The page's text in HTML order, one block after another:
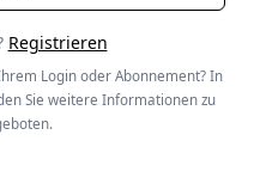
Registrieren
Login oder Abonnement? In
Sie weitere Informationen zu